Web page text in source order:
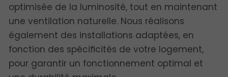
optimisée de la luminosité, tout en maintenant
une ventilation naturelle. Nous réalisons
également des installations adaptées, en
fonction des spécificités de votre logement,
pour garantir un fonctionnement optimal et